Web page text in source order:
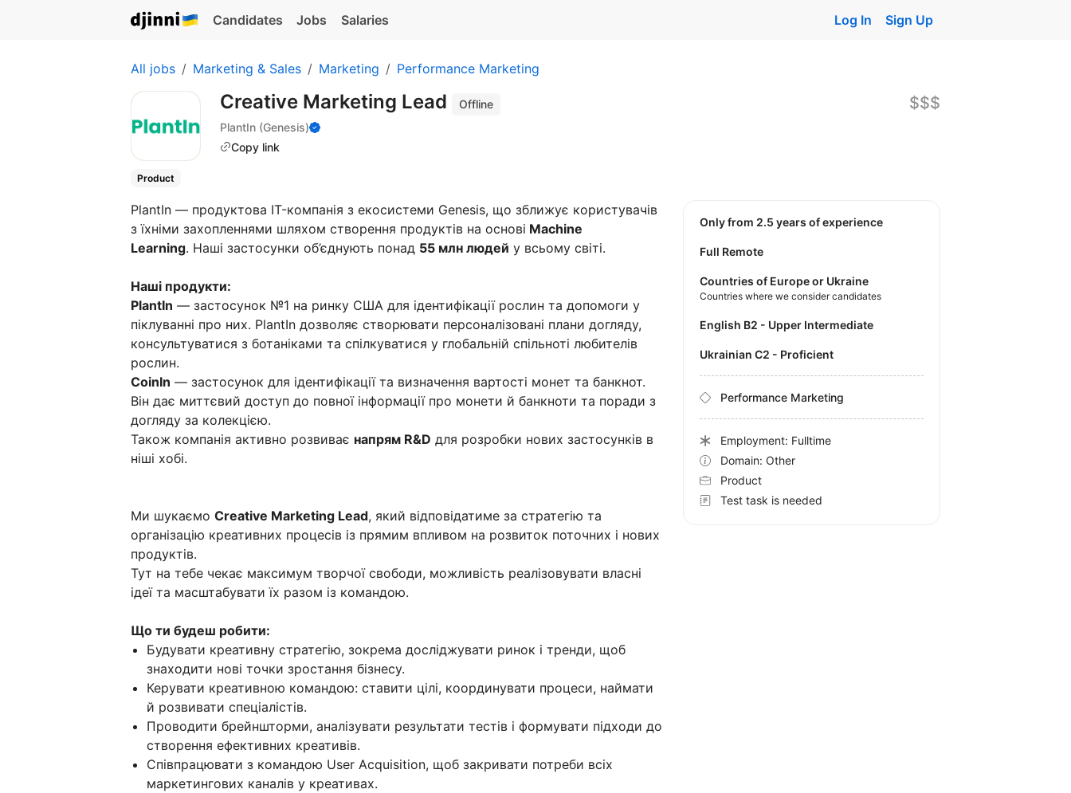
Candidates Jobs Salaries Log In Sign Up
All jobs Marketing & Sales Marketing Performance Marketing
Creative Marketing Lead
Offline
PlantIn (Genesis)
Copy link
$$$
Product
PlantIn — продуктова IT-компанія з екосистеми Genesis, що зближує користувачів
з їхніми захопленнями шляхом створення продуктів на основі Machine
Learning. Наші застосунки об’єднують понад 55 млн людей у всьому світі.
Наші продукти:
PlantIn — застосунок №1 на ринку США для ідентифікації рослин та допомоги у
піклуванні про них. PlantIn дозволяє створювати персоналізовані плани догляду,
консультуватися з ботаніками та спілкуватися у глобальній спільноті любителів
рослин.
CoinIn — застосунок для ідентифікації та визначення вартості монет та банкнот.
Він дає миттєвий доступ до повної інформації про монети й банкноти та поради з
догляду за колекцією.
Також компанія активно розвиває напрям R&D для розробки нових застосунків в
ніші хобі.
Ми шукаємо Creative Marketing Lead, який відповідатиме за стратегію та
організацію креативних процесів із прямим впливом на розвиток поточних і нових
продуктів.
Тут на тебе чекає максимум творчої свободи, можливість реалізовувати власні
ідеї та масштабувати їх разом із командою.
Що ти будеш робити:
Будувати креативну стратегію, зокрема досліджувати ринок і тренди, щоб
знаходити нові точки зростання бізнесу.
Керувати креативною командою: ставити цілі, координувати процеси, наймати
й розвивати спеціалістів.
Проводити брейншторми, аналізувати результати тестів і формувати підходи до
створення ефективних креативів.
Співпрацювати з командою User Acquisition, щоб закривати потреби всіх
маркетингових каналів у креативах.
Only from 2.5 years of experience
Full Remote
Countries of Europe or Ukraine
Countries where we consider candidates
English B2 - Upper Intermediate
Ukrainian C2 - Proficient
Performance Marketing
Employment: Fulltime
Domain: Other
Product
Test task is needed